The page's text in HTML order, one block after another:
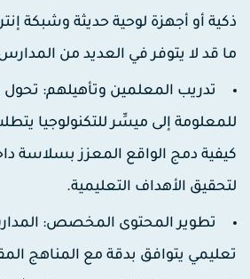
أو أجهزة لوحية حديثة وشبكة
قد لا يتوفر في العديد من المدارس
تدريب المعلمين وتأهيلهم:تحول
إلى ميسِّر للتكنولوجيا يتطلب
دمج الواقع المعزز بسلاسة
الأهداف التعليمية.
تطوير المحتوى المخصص:
يتوافق بدقة مع المناهج